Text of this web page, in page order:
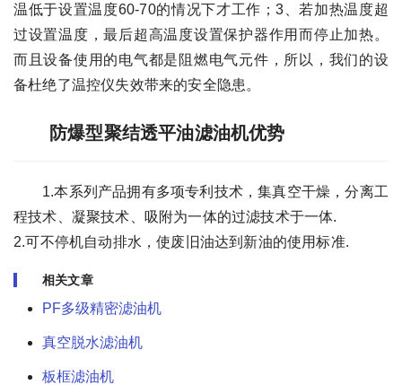
温低于设置温度60-70的情况下才工作；3、若加热温度超
过设置温度，最后超高温度设置保护器作用而停止加热。
而且设备使用的电气都是阻燃电气元件，所以，我们的设
备杜绝了温控仪失效带来的安全隐患。
防爆型聚结透平油滤油机优势
1.本系列产品拥有多项专利技术，集真空干燥，分离工
程技术、凝聚技术、吸附为一体的过滤技术于一体.
2.可不停机自动排水，使废旧油达到新油的使用标准.
相关文章
PF多级精密滤油机
真空脱水滤油机
板框滤油机